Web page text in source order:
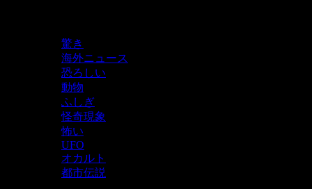
驚き
海外ニュース
恐ろしい
動物
ふしぎ
怪奇現象
怖い
UFO
オカルト
都市伝説